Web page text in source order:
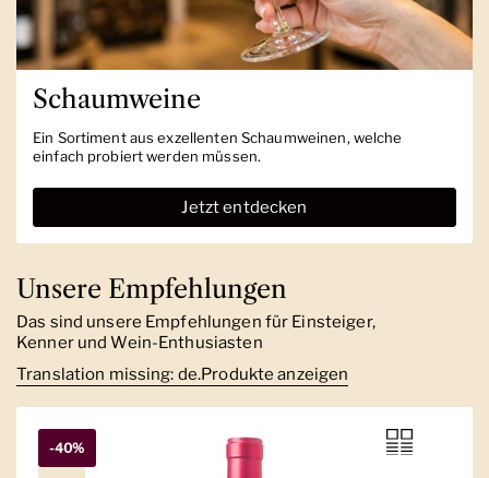
Schaumweine
Ein Sortiment aus exzellenten Schaumweinen, welche
einfach probiert werden müssen.
Jetzt entdecken
Unsere Empfehlungen
Das sind unsere Empfehlungen für Einsteiger,
Kenner und Wein-Enthusiasten
Translation missing: de.Produkte anzeigen
-40%